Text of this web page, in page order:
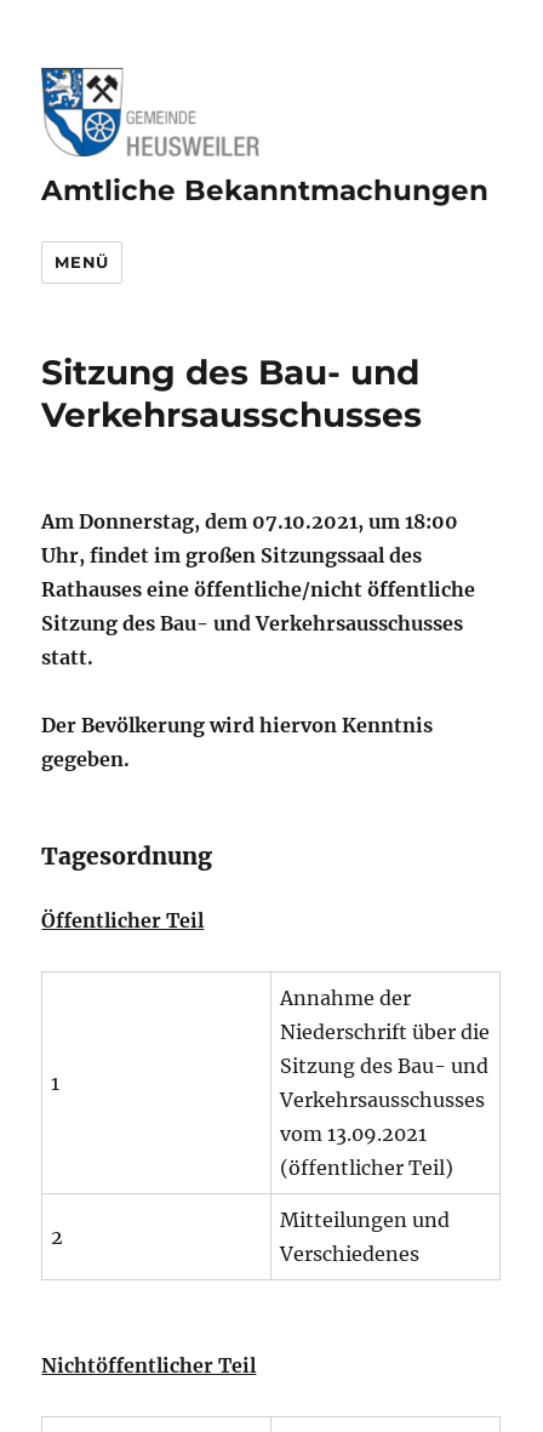
Amtliche Bekanntmachungen
MENÜ
Sitzung des Bau- und
Verkehrsausschusses
Am Donnerstag, dem 07.10.2021, um 18:00
Uhr, findet im großen Sitzungssaal des
Rathauses eine öffentliche/nicht öffentliche
Sitzung des Bau- und Verkehrsausschusses
statt.
Der Bevölkerung wird hiervon Kenntnis
gegeben.
Tagesordnung
Öffentlicher Teil
1
Annahme der
Niederschrift über die
Sitzung des Bau- und
Verkehrsausschusses
vom 13.09.2021
(öffentlicher Teil)
2
Mitteilungen und
Verschiedenes
Nichtöffentlicher Teil